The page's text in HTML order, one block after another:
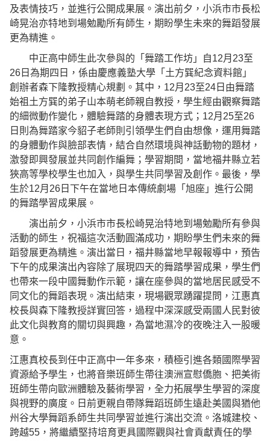
及表情技巧，並進行公開成果展。演出前夕，小浜市市長松
崎晃治亦特地到場勉勵所有師生，期盼學生未來的舞蹈發展
更為精進。
中正高中師生此次參與的「舞踏工作坊」自12月 23至
26 日為期四日，係由慶應義塾大學「土方巽紀念資料館」
創辦者森下隆教授精心規劃。其中， 12月 23至24 日由舞踏
始祖土方巽的弟子山本萌老師親自教授，學生經由觀察舞踏
的細微動作變化，體驗舞踏的身體表現方式； 12月 25至26
日則為舞踏家今貂子老師則引領學生們自由想像，運用舞踏
的身體動作與臉部表情，結合自然環境與神話動物的題材，
激發即興發展並共同創作編舞；學習期間，當地福井縣立若
狹高等學校學生也加入，與學生共同學習及創作。最後，學
生於12月 26 日下午在當地日本傳統劇場「旭座」進行公開
的舞踏學習成果展。
演出前夕，小浜市市長松崎晃治特地到場勉勵所有參與
活動的師生，祝福這次活動圓滿成功，期盼學生們未來的舞
蹈發展更為精進。演出當日，福井縣當地早報報導中，預告
下午的成果演出內容除了展現四天的舞踏學習成果，學生們
也帶來一段中國舞動作示範，讓在座參與的當地居民感受不
同文化的舞蹈表現。演出結束，現場觀眾踴躍提問，江惠真
校長與森下隆教授詳實回答，過程中深深感受兩國人民對彼
此文化與教育的關切與興趣，為當地濕冷的夜晚注入一股暖
意。
江惠真校長到任中正高中一年多來，積極引進各類國際學習
資源給予學生，也將音樂班師生帶往澳洲宣慰僑胞、把美術
班師生帶向歐洲體驗及藝術學習，全力拓展學生學習的深度
與視野的廣度。日前更親自帶隊舞蹈班師生遠赴美國與猶他
州谷大學舞蹈系師生共同學習並進行演出交流。洛城建校、
跨越55 ，將繼續堅持培育更具國際觀與社會貢獻責任的學